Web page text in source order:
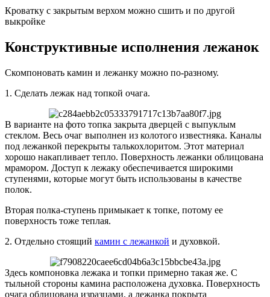
Кроватку с закрытым верхом можно сшить и по другой
выкройке
Конструктивные исполнения лежанок
Скомпоновать камин и лежанку можно по-разному.
1. Сделать лежак над топкой очага.
В варианте на фото топка закрыта дверцей с выпуклым
стеклом. Весь очаг выполнен из колотого известняка. Каналы
под лежанкой перекрыты талькохлоритом. Этот материал
хорошо накапливает тепло. Поверхность лежанки облицована
мрамором. Доступ к лежаку обеспечивается широкими
ступенями, которые могут быть использованы в качестве
полок.
Вторая полка-ступень примыкает к топке, потому ее
поверхность тоже теплая.
2. Отдельно стоящий камин с лежанкой и духовкой.
Здесь компоновка лежака и топки примерно такая же. С
тыльной стороны камина расположена духовка. Поверхность
очага облицована изразцами, а лежанка покрыта